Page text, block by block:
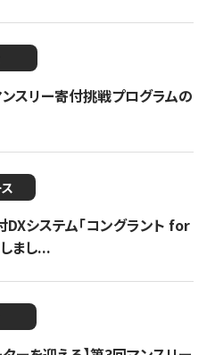
スリー寄付挑戦プログラムの
DXシステム「コングラント for
まし...